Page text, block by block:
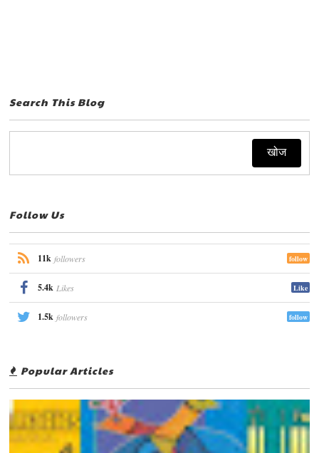
Search This Blog
Follow Us
11k followers follow
5.4k Likes Like
1.5k followers follow
Popular Articles